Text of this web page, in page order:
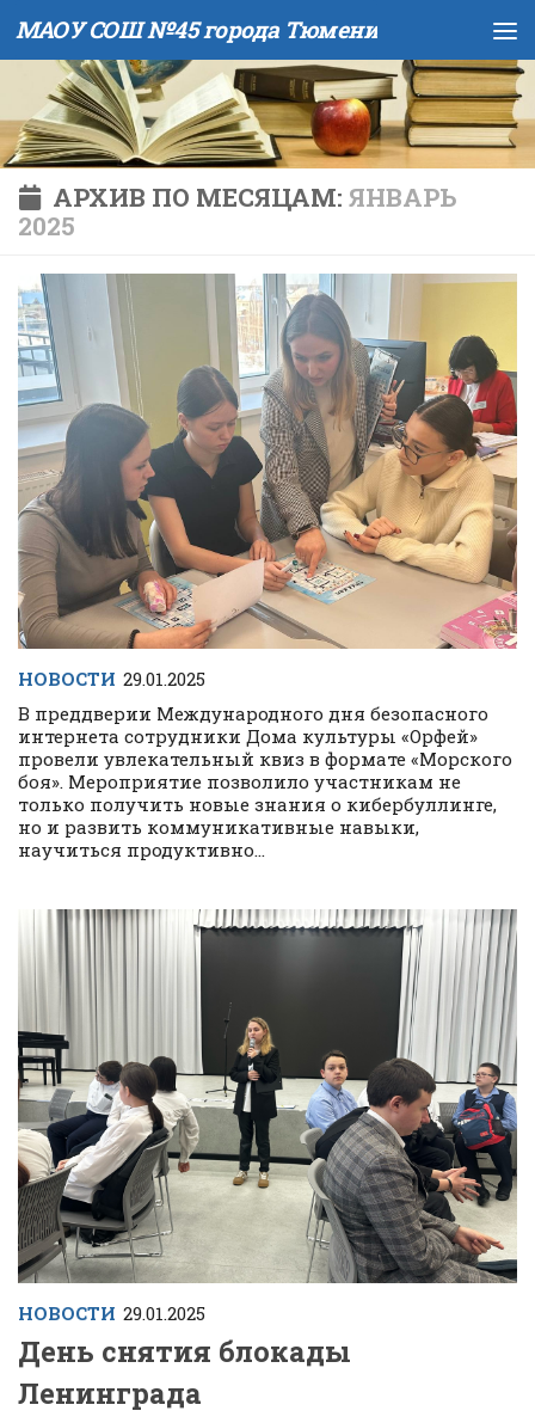
Skip to content
МАОУ СОШ №45 города Тюмени
АРХИВ ПО МЕСЯЦАМ: ЯНВАРЬ
2025
НОВОСТИ 29.01.2025
В преддверии Международного дня безопасного
интернета сотрудники Дома культуры «Орфей»
провели увлекательный квиз в формате «Морского
боя». Мероприятие позволило участникам не
только получить новые знания о кибербуллинге,
но и развить коммуникативные навыки,
научиться продуктивно...
НОВОСТИ 29.01.2025
День снятия блокады
Ленинграда